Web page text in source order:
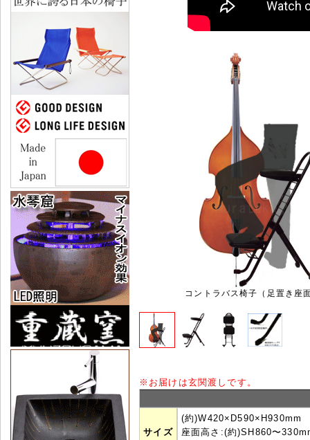
コントラバス椅子（足置き座
※ お届けは玄関渡しです。
サイズ
(約)W420×D590×H930mm
座面高さ:(約)SH860〜